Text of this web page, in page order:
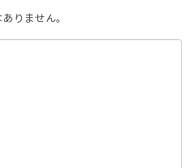
りません。